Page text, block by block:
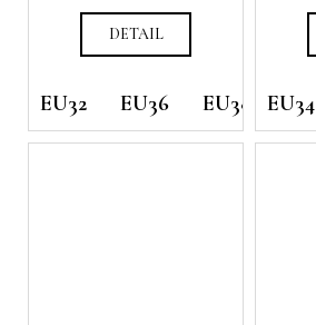
DETAIL
EU32 EU36 EU38 EU34